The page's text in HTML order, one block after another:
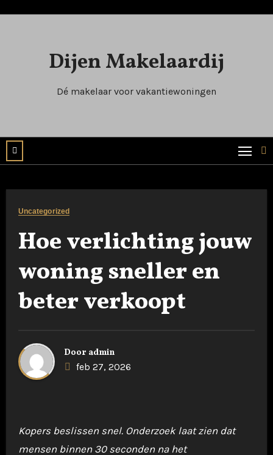
Dijen Makelaardij
Dé makelaar voor vakantiewoningen
Uncategorized
Hoe verlichting jouw
woning sneller en
beter verkoopt
Door admin
feb 27, 2026
Kopers beslissen snel. Onderzoek laat zien dat
mensen binnen 30 seconden na het